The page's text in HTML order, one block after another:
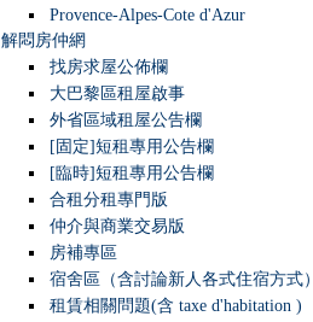
Provence-Alpes-Cote d'Azur
解悶房仲網
找房求屋公佈欄
大巴黎區租屋啟事
外省區域租屋公告欄
[固定]短租專用公告欄
[臨時]短租專用公告欄
合租分租專門版
仲介與商業交易版
房補專區
宿舍區（含討論新人各式住宿方式）
租賃相關問題(含 taxe d'habitation )